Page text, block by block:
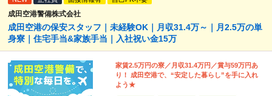
タッフ関連職／埼玉県／千葉県／神奈川県
成田空港警備株式会社
成田空港の保安スタッフ｜未経験OK｜月収31.4万～｜月2.5万の単
身寮｜住宅手当&家族手当｜入社祝い金15万
家賃2.5万円の寮／月収31.4万円／賞与59万円あ
り！ 成田空港で、“安定した暮らし”を手に入れ
よう★